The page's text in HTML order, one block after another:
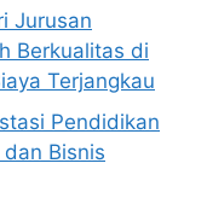
Jurusan
Berkualitas di
Terjangkau
Pendidikan
Bisnis